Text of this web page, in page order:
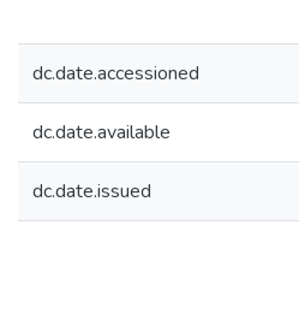
dc.date.accessioned
dc.date.available
dc.date.issued